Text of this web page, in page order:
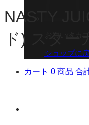
ショップに
カート 0 商品 合
NASTY
ド) スター